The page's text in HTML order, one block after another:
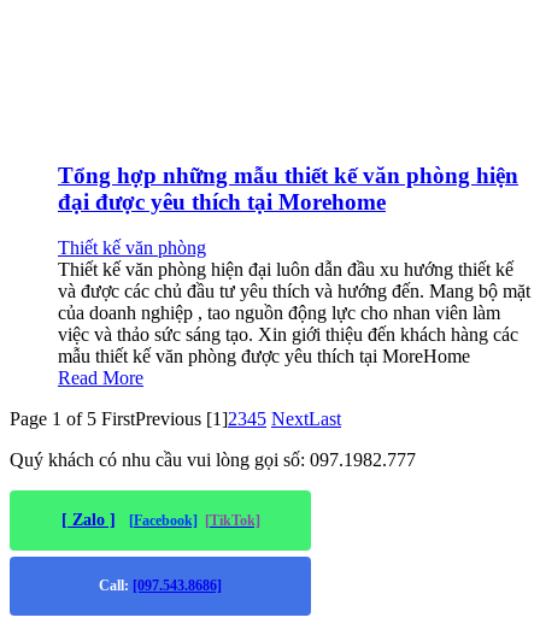
Tổng hợp những mẫu thiết kế văn phòng hiện
đại được yêu thích tại Morehome
Thiết kế văn phòng
Thiết kế văn phòng hiện đại luôn dẫn đầu xu hướng thiết kế
và được các chủ đầu tư yêu thích và hướng đến. Mang bộ mặt
của doanh nghiệp , tao nguồn động lực cho nhan viên làm
việc và thảo sức sáng tạo. Xin giới thiệu đến khách hàng các
mẫu thiết kế văn phòng được yêu thích tại MoreHome
Read More
Page 1 of 5 FirstPrevious [1]2345 NextLast
Quý khách có nhu cầu vui lòng gọi số: 097.1982.777
[ Zalo ] [Facebook] [TikTok]
Call: [097.543.8686]